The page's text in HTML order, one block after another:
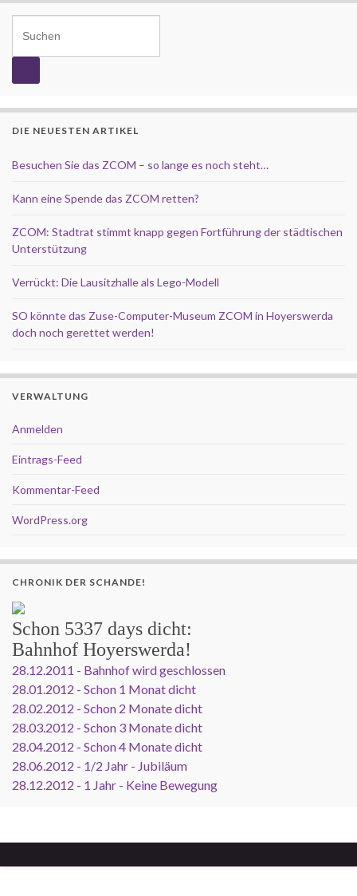
DIE NEUESTEN ARTIKEL
Besuchen Sie das ZCOM – so lange es noch steht…
Kann eine Spende das ZCOM retten?
ZCOM: Stadtrat stimmt knapp gegen Fortführung der städtischen
Unterstützung
Verrückt: Die Lausitzhalle als Lego-Modell
SO könnte das Zuse-Computer-Museum ZCOM in Hoyerswerda
doch noch gerettet werden!
VERWALTUNG
Anmelden
Eintrags-Feed
Kommentar-Feed
WordPress.org
CHRONIK DER SCHANDE!
Schon 5337 days dicht:
Bahnhof Hoyerswerda!
28.12.2011 - Bahnhof wird geschlossen
28.01.2012 - Schon 1 Monat dicht
28.02.2012 - Schon 2 Monate dicht
28.03.2012 - Schon 3 Monate dicht
28.04.2012 - Schon 4 Monate dicht
28.06.2012 - 1/2 Jahr - Jubiläum
28.12.2012 - 1 Jahr - Keine Bewegung